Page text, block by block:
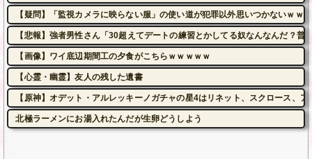
【疑問】「監視カメラに映らない服」の使い道が犯罪以外思いつかないｗｗ
【悲報】強者男性さん「30超えてデートの練習とかしてる奴なんなんだ？普
【画像】ワイ底辺期間工の夕食がこちらｗｗｗｗｗ
【心霊・幽霊】友人の残した遺書
【原神】オデット・アルレッキーノガチャの星4はリネット、スクロース、ア
北極ラーメンにお湯入れたんだが生卵どうしよう